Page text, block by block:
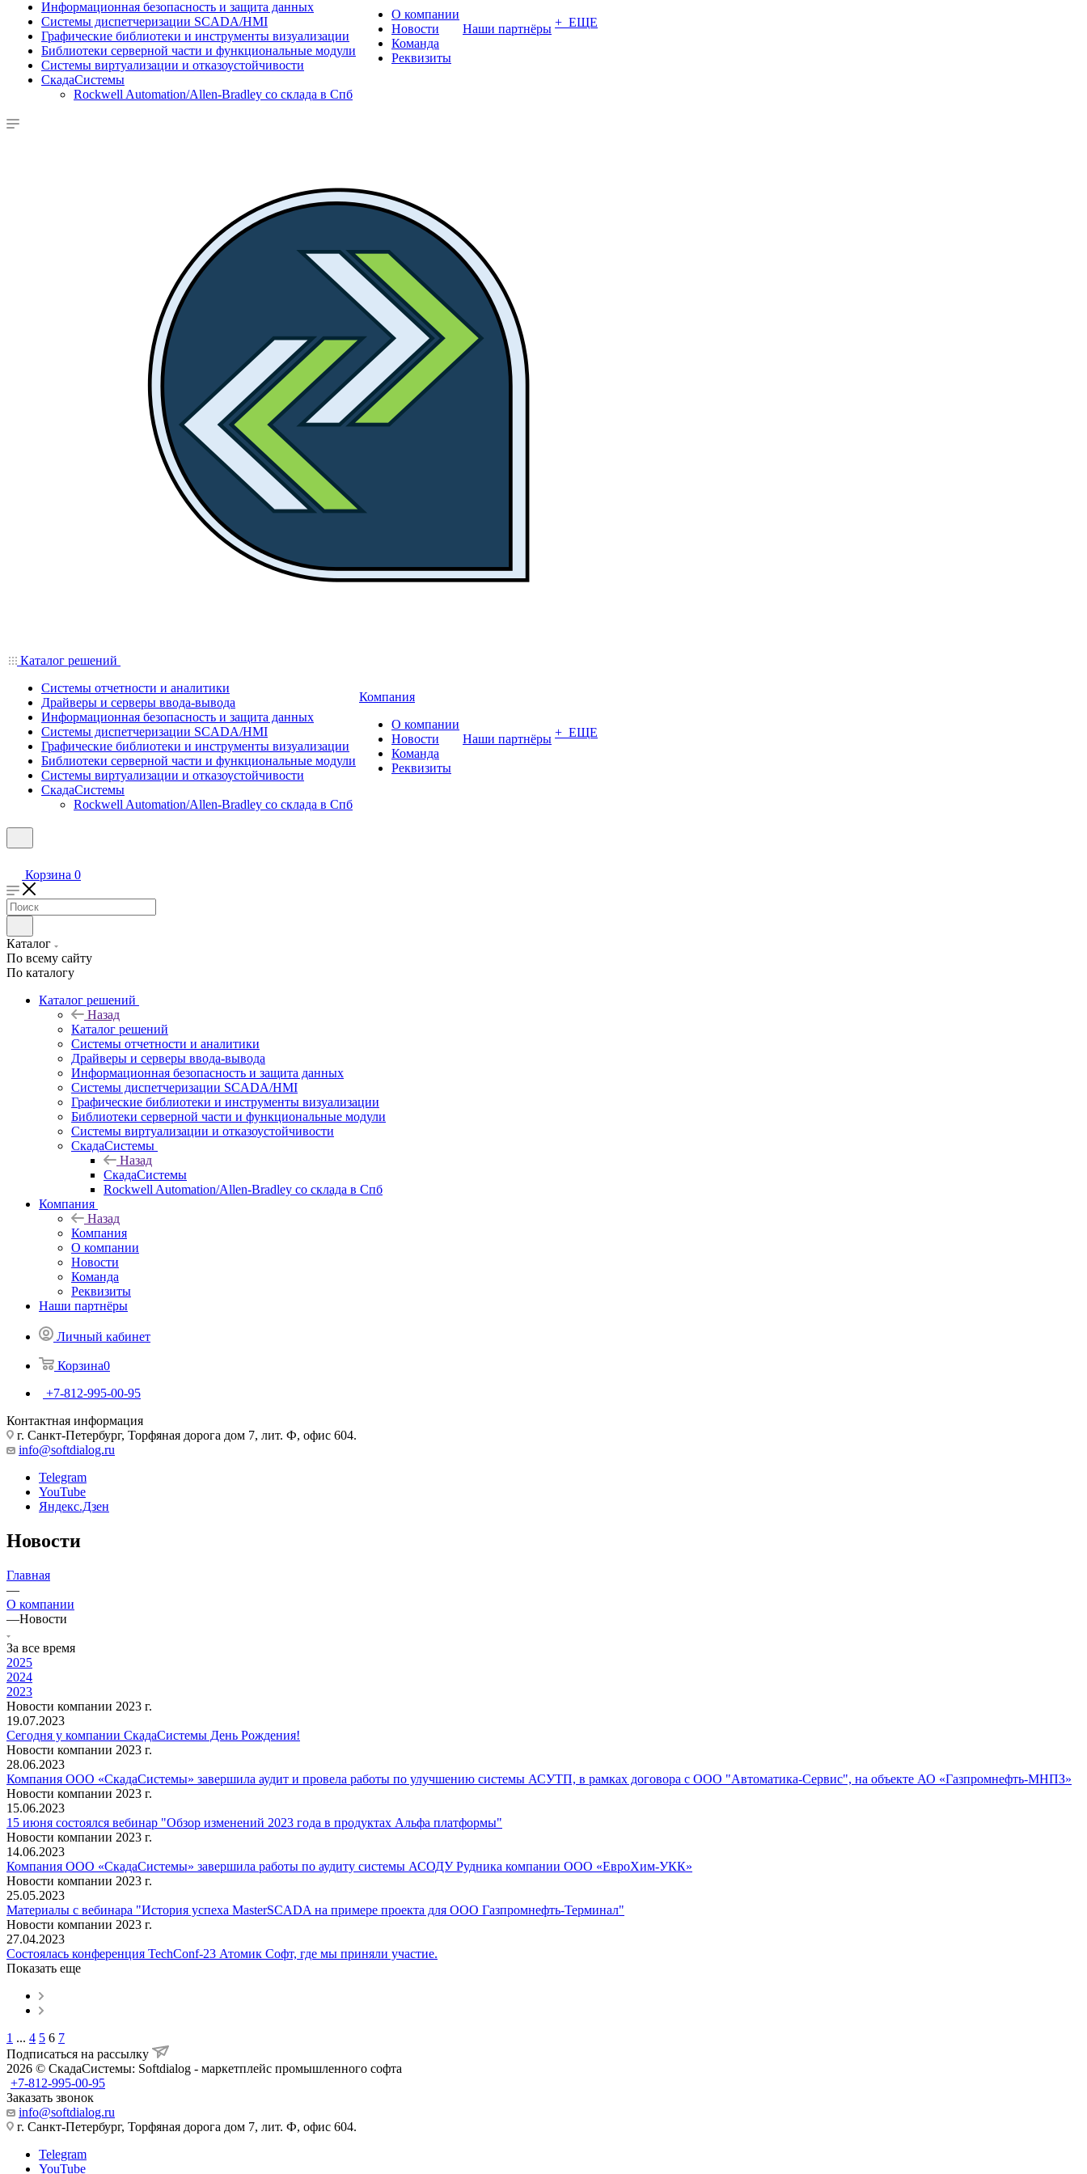
Информационная безопасность и защита данных
Системы диспетчеризации SCADA/HMI
Графические библиотеки и инструменты визуализации
Библиотеки серверной части и функциональные модули
Системы виртуализации и отказоустойчивости
СкадаСистемы
Rockwell Automation/Allen-Bradley со склада в Спб
О компании
Новости
Команда
Реквизиты
Наши партнёры + ЕЩЕ
Каталог решений
Системы отчетности и аналитики
Драйверы и серверы ввода-вывода
Информационная безопасность и защита данных
Системы диспетчеризации SCADA/HMI
Графические библиотеки и инструменты визуализации
Библиотеки серверной части и функциональные модули
Системы виртуализации и отказоустойчивости
СкадаСистемы
Rockwell Automation/Allen-Bradley со склада в Спб
Компания
О компании
Новости
Команда
Реквизиты
Наши партнёры + ЕЩЕ
Корзина 0
Каталог
По всему сайту
По каталогу
Каталог решений
Назад
Каталог решений
Системы отчетности и аналитики
Драйверы и серверы ввода-вывода
Информационная безопасность и защита данных
Системы диспетчеризации SCADA/HMI
Графические библиотеки и инструменты визуализации
Библиотеки серверной части и функциональные модули
Системы виртуализации и отказоустойчивости
СкадаСистемы
Назад
СкадаСистемы
Rockwell Automation/Allen-Bradley со склада в Спб
Компания
Назад
Компания
О компании
Новости
Команда
Реквизиты
Наши партнёры
Личный кабинет
Корзина0
+7-812-995-00-95
Контактная информация
г. Санкт-Петербург, Торфяная дорога дом 7, лит. Ф, офис 604.
info@softdialog.ru
Telegram
YouTube
Яндекс.Дзен
Новости
Главная
—
О компании
—Новости
За все время
2025
2024
2023
Новости компании 2023 г.
19.07.2023
Сегодня у компании СкадаСистемы День Рождения!
Новости компании 2023 г.
28.06.2023
Компания ООО «СкадаСистемы» завершила аудит и провела работы по улучшению системы АСУТП, в рамках договора с ООО "Автоматика-Сервис", на объекте АО «Газпромнефть-МНПЗ»
Новости компании 2023 г.
15.06.2023
15 июня состоялся вебинар "Обзор изменений 2023 года в продуктах Альфа платформы"
Новости компании 2023 г.
14.06.2023
Компания ООО «СкадаСистемы» завершила работы по аудиту системы АСОДУ Рудника компании ООО «ЕвроХим-УКК»
Новости компании 2023 г.
25.05.2023
Материалы с вебинара "История успеха MasterSCADA на примере проекта для ООО Газпромнефть-Терминал"
Новости компании 2023 г.
27.04.2023
Состоялась конференция TechConf-23 Атомик Софт, где мы приняли участие.
Показать еще
1 ... 4 5 6 7
Подписаться на рассылку
2026 © СкадаСистемы: Softdialog - маркетплейс промышленного софта
+7-812-995-00-95
Заказать звонок
info@softdialog.ru
г. Санкт-Петербург, Торфяная дорога дом 7, лит. Ф, офис 604.
Telegram
YouTube